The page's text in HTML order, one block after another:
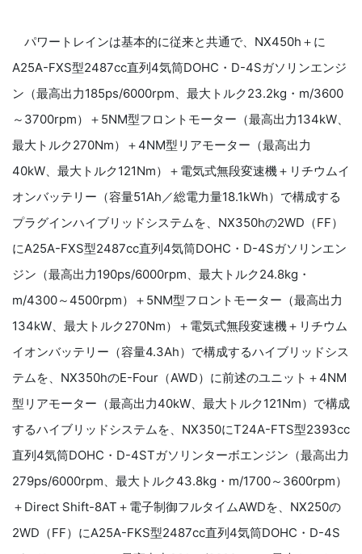
パワートレインは基本的に従来と共通で、NX450h＋に
A25A-FXS型2487cc直列4気筒DOHC・D-4Sガソリンエンジ
ン（最高出力185ps/6000rpm、最大トルク23.2kg・m/3600
～3700rpm）＋5NM型フロントモーター（最高出力134kW、
最大トルク270Nm）＋4NM型リアモーター（最高出力
40kW、最大トルク121Nm）＋電気式無段変速機＋リチウムイ
オンバッテリー（容量51Ah／総電力量18.1kWh）で構成する
プラグインハイブリッドシステムを、NX350hの2WD（FF）
にA25A-FXS型2487cc直列4気筒DOHC・D-4Sガソリンエン
ジン（最高出力190ps/6000rpm、最大トルク24.8kg・
m/4300～4500rpm）＋5NM型フロントモーター（最高出力
134kW、最大トルク270Nm）＋電気式無段変速機＋リチウム
イオンバッテリー（容量4.3Ah）で構成するハイブリッドシス
テムを、NX350hのE-Four（AWD）に前述のユニット＋4NM
型リアモーター（最高出力40kW、最大トルク121Nm）で構成
するハイブリッドシステムを、NX350にT24A-FTS型2393cc
直列4気筒DOHC・D-4STガソリンターボエンジン（最高出力
279ps/6000rpm、最大トルク43.8kg・m/1700～3600rpm）
＋Direct Shift-8AT＋電子制御フルタイムAWDを、NX250の
2WD（FF）にA25A-FKS型2487cc直列4気筒DOHC・D-4S